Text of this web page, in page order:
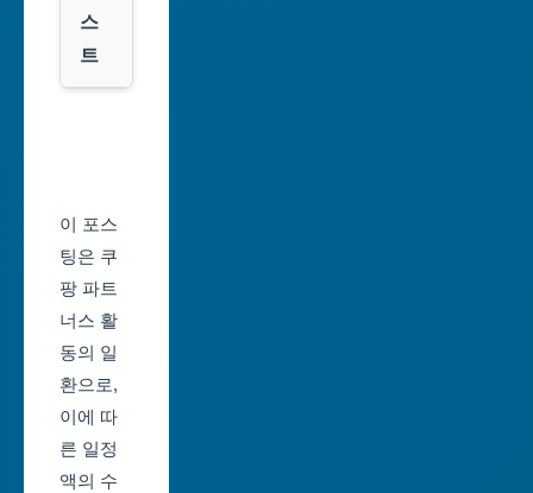
대
전
광
광
역
시
세
종
특
스
트
일
정
부
산
제
이 포스
팅은 쿠
팡 파트
너스 활
동의 일
환으로,
이에 따
른 일정
액의 수